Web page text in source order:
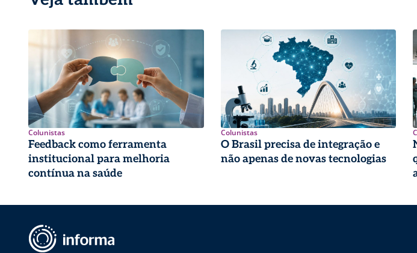
Colunistas
Feedback como ferramenta
institucional para melhoria
contínua na saúde
Colunistas
O Brasil precisa de integração e
não apenas de novas tecnologias